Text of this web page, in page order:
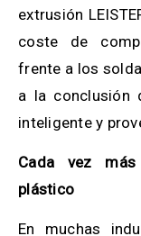
extrusión
coste de
frente a los
a la conclusión
inteligente y
Cada vez
plástico
En muchas